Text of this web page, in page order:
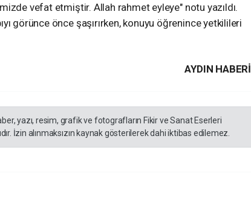
vefat etmiştir. Allah rahmet eyleye" notu yazıldı.
görünce önce şaşırırken, konuyu öğrenince yetkilileri
AYDIN HABERİ
yazı, resim, grafik ve fotografların Fikir ve Sanat Eserleri
İzin alınmaksızın kaynak gösterilerek dahi iktibas edilemez.